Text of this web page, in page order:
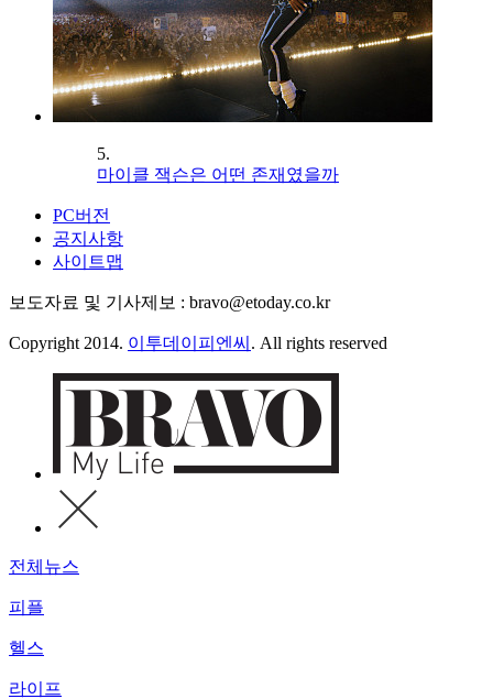
5.
마이클 잭슨은 어떤 존재였을까
PC버전
공지사항
사이트맵
보도자료 및 기사제보 : bravo@etoday.co.kr
Copyright 2014. 이투데이피엔씨 . All rights reserved
전체뉴스
피플
헬스
라이프